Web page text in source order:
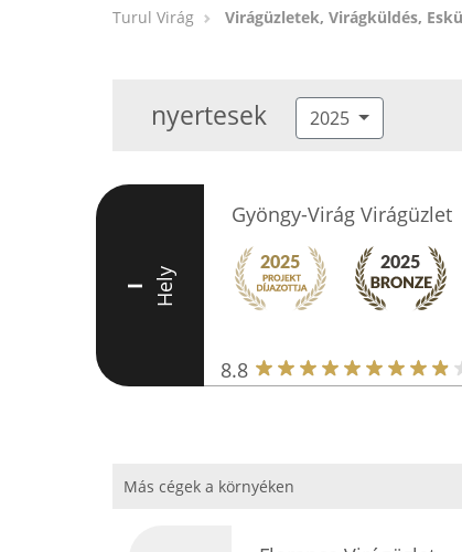
Turul Virág Virágüzletek, Virágküldés,
nyertesek 2025
I Hely
Gyöngy-Virág Virágüzlet
8.8
Más cégek a környéken